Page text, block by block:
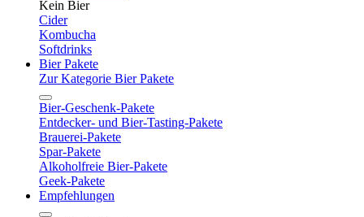
Kein Bier
Cider
Kombucha
Softdrinks
Bier Pakete
Zur Kategorie Bier Pakete
Bier-Geschenk-Pakete
Entdecker- und Bier-Tasting-Pakete
Brauerei-Pakete
Spar-Pakete
Alkoholfreie Bier-Pakete
Geek-Pakete
Empfehlungen